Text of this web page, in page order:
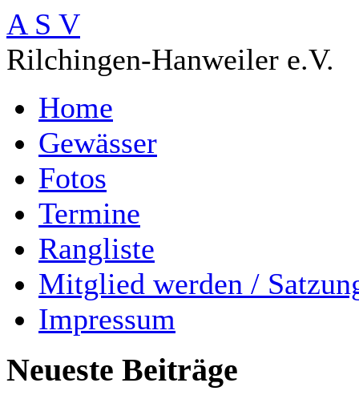
A S V
Rilchingen-Hanweiler e.V.
Home
Gewässer
Fotos
Termine
Rangliste
Mitglied werden /
Impressum
Neueste Beiträge